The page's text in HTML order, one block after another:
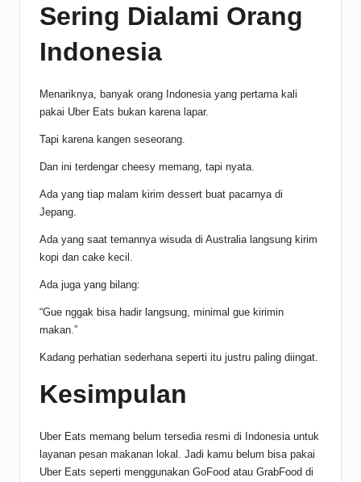
Sering Dialami Orang
Indonesia
Menariknya, banyak orang Indonesia yang pertama kali
pakai Uber Eats bukan karena lapar.
Tapi karena kangen seseorang.
Dan ini terdengar cheesy memang, tapi nyata.
Ada yang tiap malam kirim dessert buat pacarnya di
Jepang.
Ada yang saat temannya wisuda di Australia langsung kirim
kopi dan cake kecil.
Ada juga yang bilang:
“Gue nggak bisa hadir langsung, minimal gue kirimin
makan.”
Kadang perhatian sederhana seperti itu justru paling diingat.
Kesimpulan
Uber Eats memang belum tersedia resmi di Indonesia untuk
layanan pesan makanan lokal. Jadi kamu belum bisa pakai
Uber Eats seperti menggunakan GoFood atau GrabFood di